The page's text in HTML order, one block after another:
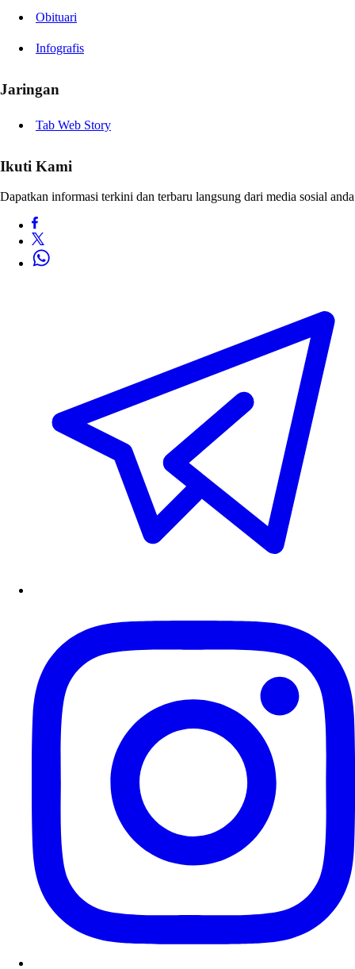
Obituari
Infografis
Jaringan
Tab Web Story
Ikuti Kami
Dapatkan informasi terkini dan terbaru langsung dari media sosial anda